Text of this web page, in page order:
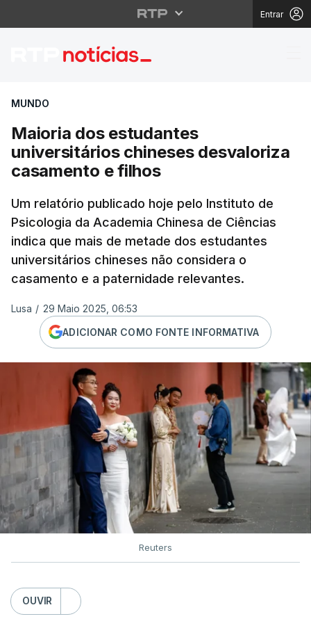
Entrar
Maioria dos
MUNDO
Maioria dos estudantes
universitários chineses desvaloriza
casamento e filhos
Um relatório publicado hoje pelo Instituto de
Psicologia da Academia Chinesa de Ciências
indica que mais de metade dos estudantes
universitários chineses não considera o
casamento e a paternidade relevantes.
Lusa / 29 Maio 2025, 06:53
ADICIONAR COMO FONTE INFORMATIVA
Reuters
OUVIR